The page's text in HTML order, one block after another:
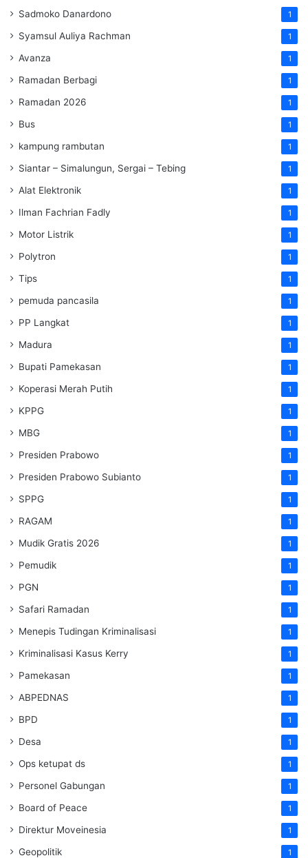
Sadmoko Danardono 1
Syamsul Auliya Rachman 1
Avanza 1
Ramadan Berbagi 1
Ramadan 2026 1
Bus 1
kampung rambutan 1
Siantar – Simalungun, Sergai – Tebing 1
Alat Elektronik 1
Ilman Fachrian Fadly 1
Motor Listrik 1
Polytron 1
Tips 1
pemuda pancasila 1
PP Langkat 1
Madura 1
Bupati Pamekasan 1
Koperasi Merah Putih 1
KPPG 1
MBG 1
Presiden Prabowo 1
Presiden Prabowo Subianto 1
SPPG 1
RAGAM 1
Mudik Gratis 2026 1
Pemudik 1
PGN 1
Safari Ramadan 1
Menepis Tudingan Kriminalisasi 1
Kriminalisasi Kasus Kerry 1
Pamekasan 1
ABPEDNAS 1
BPD 1
Desa 1
Ops ketupat ds 1
Personel Gabungan 1
Board of Peace 1
Direktur Moveinesia 1
Geopolitik 1